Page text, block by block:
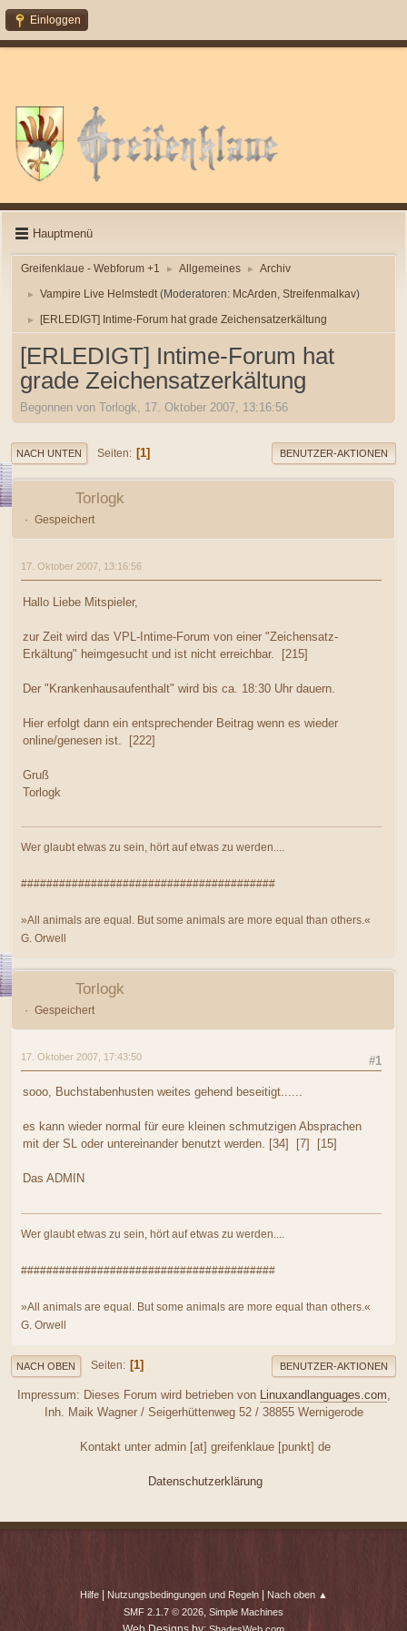
Einloggen
Hauptmenü
Greifenklaue - Webforum +1 ► Allgemeines ► Archiv
► Vampire Live Helmstedt (Moderatoren: McArden Streifenmalkav)
► [ERLEDIGT] Intime-Forum hat grade Zeichensatzerkältung
[ERLEDIGT] Intime-Forum hat
grade Zeichensatzerkältung
Begonnen von Torlogk, 17. Oktober 2007, 13:16:56
NACH UNTEN Seiten 1 BENUTZER-AKTIONEN
Torlogk
Gespeichert
17. Oktober 2007, 13:16:56
Hallo Liebe Mitspieler,
zur Zeit wird das VPL-Intime-Forum von einer "Zeichensatz-
Erkältung" heimgesucht und ist nicht erreichbar. [215]
Der "Krankenhausaufenthalt" wird bis ca. 18:30 Uhr dauern.
Hier erfolgt dann ein entsprechender Beitrag wenn es wieder
online/genesen ist. [222]
Gruß
Torlogk
Wer glaubt etwas zu sein, hört auf etwas zu werden....
########################################
»All animals are equal. But some animals are more equal than others.«
G. Orwell
Torlogk
Gespeichert
#1
17. Oktober 2007, 17:43:50
sooo, Buchstabenhusten weites gehend beseitigt......
es kann wieder normal für eure kleinen schmutzigen Absprachen
mit der SL oder untereinander benutzt werden. [34] [7] [15]
Das ADMIN
Wer glaubt etwas zu sein, hört auf etwas zu werden....
########################################
»All animals are equal. But some animals are more equal than others.«
G. Orwell
NACH OBEN Seiten 1 BENUTZER-AKTIONEN
Impressum: Dieses Forum wird betrieben von Linuxandlanguages.com
Inh. Maik Wagner / Seigerhüttenweg 52 / 38855 Wernigerode
Kontakt unter admin [at] greifenklaue [punkt] de
Datenschutzerklärung
Hilfe| Nutzungsbedingungen und Regeln|
Nach oben ▲
SMF 2.1.7 © 2026, Simple Machines